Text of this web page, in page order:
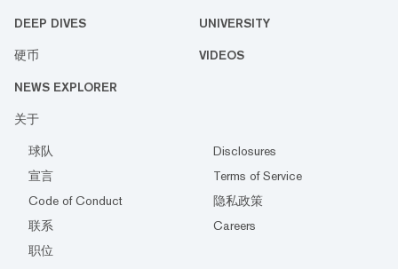
DEEP DIVES UNIVERSITY
硬币 VIDEOS
NEWS EXPLORER
关于
球队
Disclosures
宣言
Terms of Service
Code of Conduct
隐私政策
联系
Careers
职位